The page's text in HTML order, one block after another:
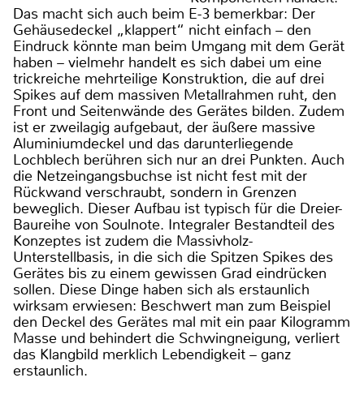
Das macht sich auch beim E-3 bemerkbar: Der
Gehäusedeckel „klappert“ nicht einfach – den
Eindruck könnte man beim Umgang mit dem Gerät
haben – vielmehr handelt es sich dabei um eine
trickreiche mehrteilige Konstruktion, die auf drei
Spikes auf dem massiven Metallrahmen ruht, den
Front und Seitenwände des Gerätes bilden. Zudem
ist er zweilagig aufgebaut, der äußere massive
Aluminiumdeckel und das darunterliegende
Lochblech berühren sich nur an drei Punkten. Auch
die Netzeingangsbuchse ist nicht fest mit der
Rückwand verschraubt, sondern in Grenzen
beweglich. Dieser Aufbau ist typisch für die Dreier-
Baureihe von Soulnote. Integraler Bestandteil des
Konzeptes ist zudem die Massivholz-
Unterstellbasis, in die sich die Spitzen Spikes des
Gerätes bis zu einem gewissen Grad eindrücken
sollen. Diese Dinge haben sich als erstaunlich
wirksam erwiesen: Beschwert man zum Beispiel
den Deckel des Gerätes mal mit ein paar Kilogramm
Masse und behindert die Schwingneigung, verliert
das Klangbild merklich Lebendigkeit – ganz
erstaunlich.